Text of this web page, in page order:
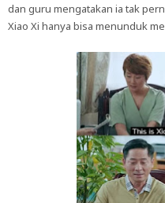
dan guru mengatakan ia tak
Xiao Xi hanya bisa menunduk